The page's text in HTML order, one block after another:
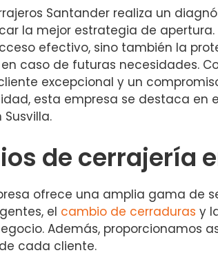
Santander realiza un
la mejor estrategia de apertura.
efectivo, sino también la
caso de futuras necesidades.
excepcional y un
esta empresa se destaca en
de cerrajería
ofrece una amplia gama de
el cambio de cerraduras y
Además, proporcionamos
cada cliente.